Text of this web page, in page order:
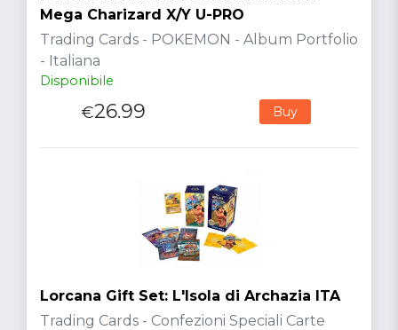
Mega Charizard X/Y U-PRO
Trading Cards - POKEMON - Album Portfolio
- Italiana
Disponibile
€26.99 Buy
Lorcana Gift Set: L'Isola di Archazia ITA
Trading Cards - Confezioni Speciali Carte